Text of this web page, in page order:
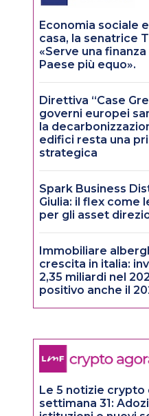
Economia sociale
casa, la senatrice
«Serve una
Paese più equo».
Direttiva “Case
governi europei
la
edifici resta una
strategica
Spark Business
Giulia: il flex come
per gli asset
Immobiliare
crescita in italia:
2,35 miliardi nel
positivo anche il
Le 5 notizie crypto
settimana 31: